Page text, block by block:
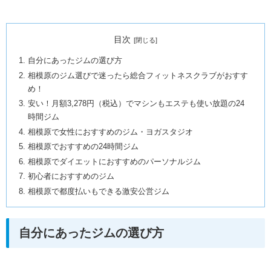
目次
自分にあったジムの選び方
相模原のジム選びで迷ったら総合フィットネスクラブがおすす
め！
安い！月額3,278円（税込）でマシンもエステも使い放題の24
時間ジム
相模原で女性におすすめのジム・ヨガスタジオ
相模原でおすすめの24時間ジム
相模原でダイエットにおすすめのパーソナルジム
初心者におすすめのジム
相模原で都度払いもできる激安公営ジム
自分にあったジムの選び方